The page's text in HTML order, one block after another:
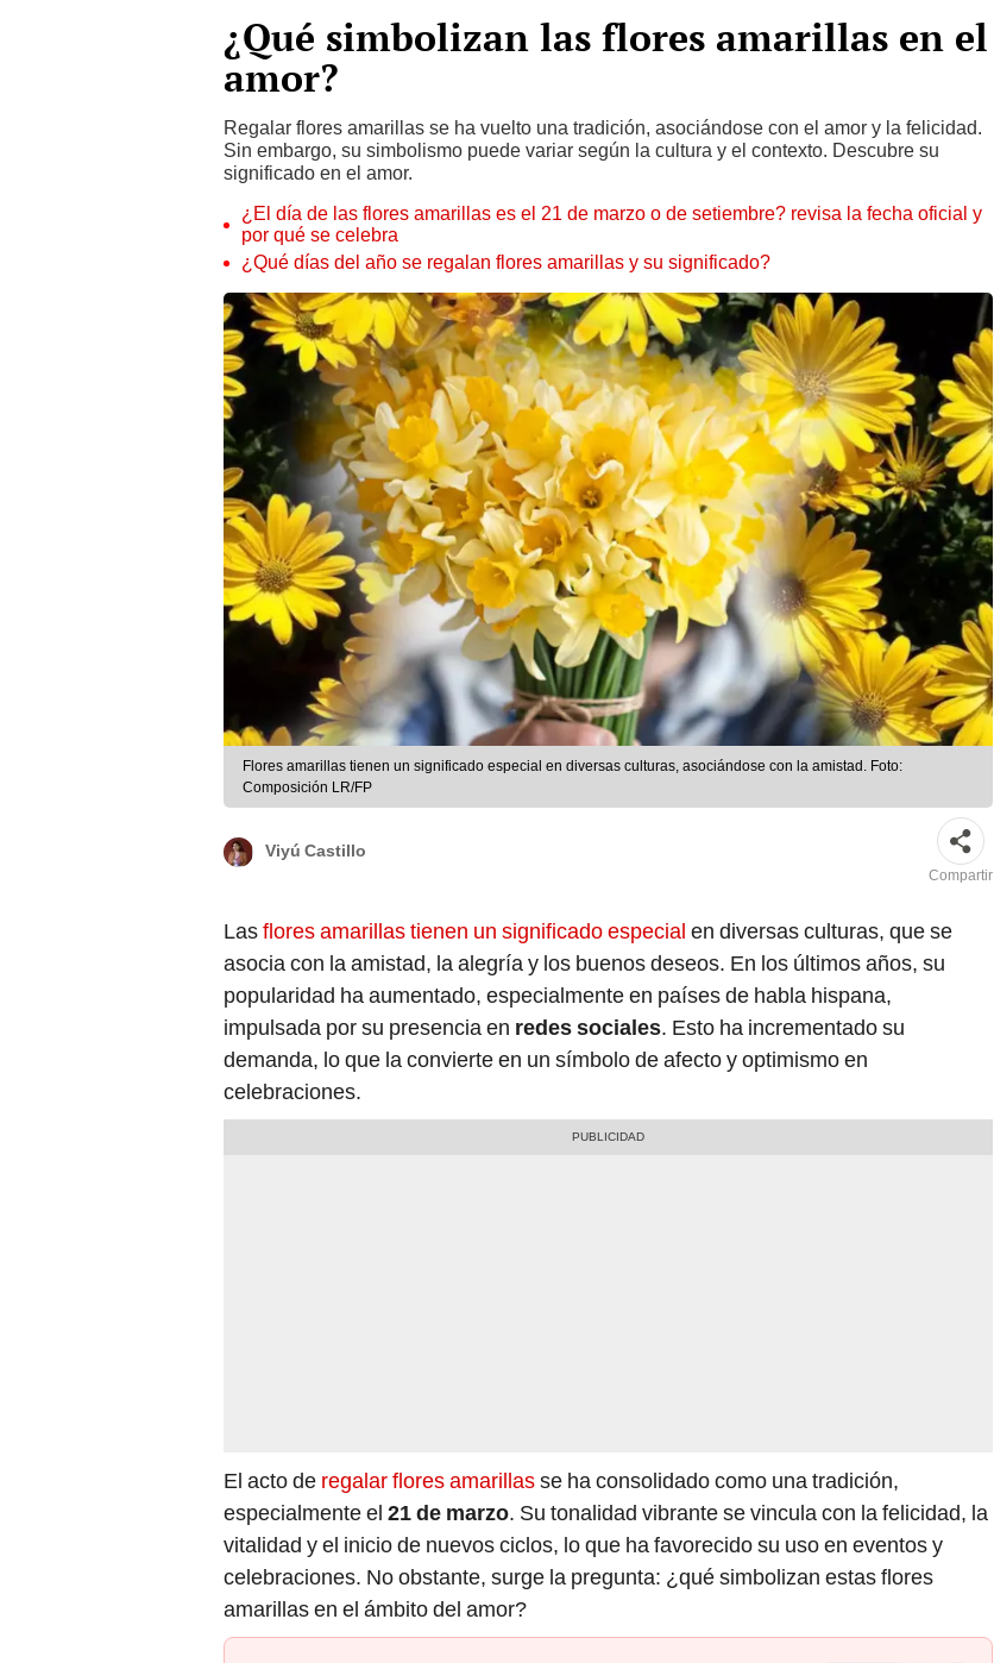
¿Qué simbolizan las flores amarillas en el
amor?
Regalar flores amarillas se ha vuelto una tradición, asociándose con el amor y la felicidad.
Sin embargo, su simbolismo puede variar según la cultura y el contexto. Descubre su
significado en el amor.
¿El día de las flores amarillas es el 21 de marzo o de setiembre? revisa la fecha oficial y
por qué se celebra
¿Qué días del año se regalan flores amarillas y su significado?
Flores amarillas tienen un significado especial en diversas culturas, asociándose con la amistad. Foto:
Composición LR/FP
Viyú Castillo
Compartir
Lasflores amarillas tienen un significado especial en diversas culturas, que se
asocia con la amistad, la alegría y los buenos deseos. En los últimos años, su
popularidad ha aumentado, especialmente en países de habla hispana,
impulsada por su presencia en redes sociales. Esto ha incrementado su
demanda, lo que la convierte en un símbolo de afecto y optimismo en
celebraciones.
El acto de regalar flores amarillasse ha consolidado como una tradición,
especialmente el 21 de marzo. Su tonalidad vibrante se vincula con la felicidad, la
vitalidad y el inicio de nuevos ciclos, lo que ha favorecido su uso en eventos y
celebraciones. No obstante, surge la pregunta: ¿qué simbolizan estas flores
amarillas en el ámbito del amor?